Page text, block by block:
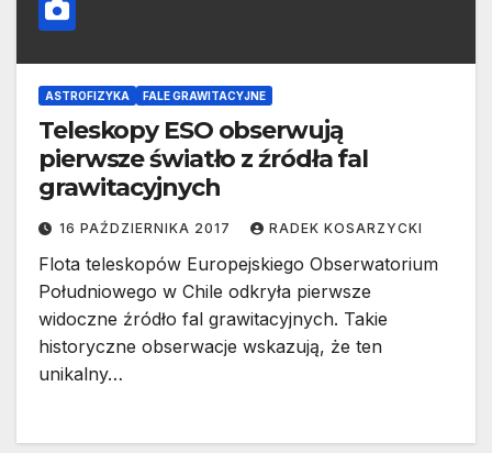
ASTROFIZYKA FALE GRAWITACYJNE
Teleskopy ESO obserwują
pierwsze światło z źródła fal
grawitacyjnych
16 PAŹDZIERNIKA 2017 RADEK KOSARZYCKI
Flota teleskopów Europejskiego Obserwatorium
Południowego w Chile odkryła pierwsze
widoczne źródło fal grawitacyjnych. Takie
historyczne obserwacje wskazują, że ten
unikalny…